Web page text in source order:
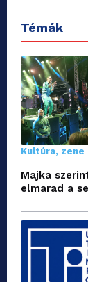
Témák
Kultúra, zene
Majka
elmarad a